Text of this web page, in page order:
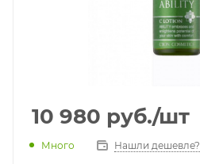
10 980 руб./шт
Много Нашли дешевле?